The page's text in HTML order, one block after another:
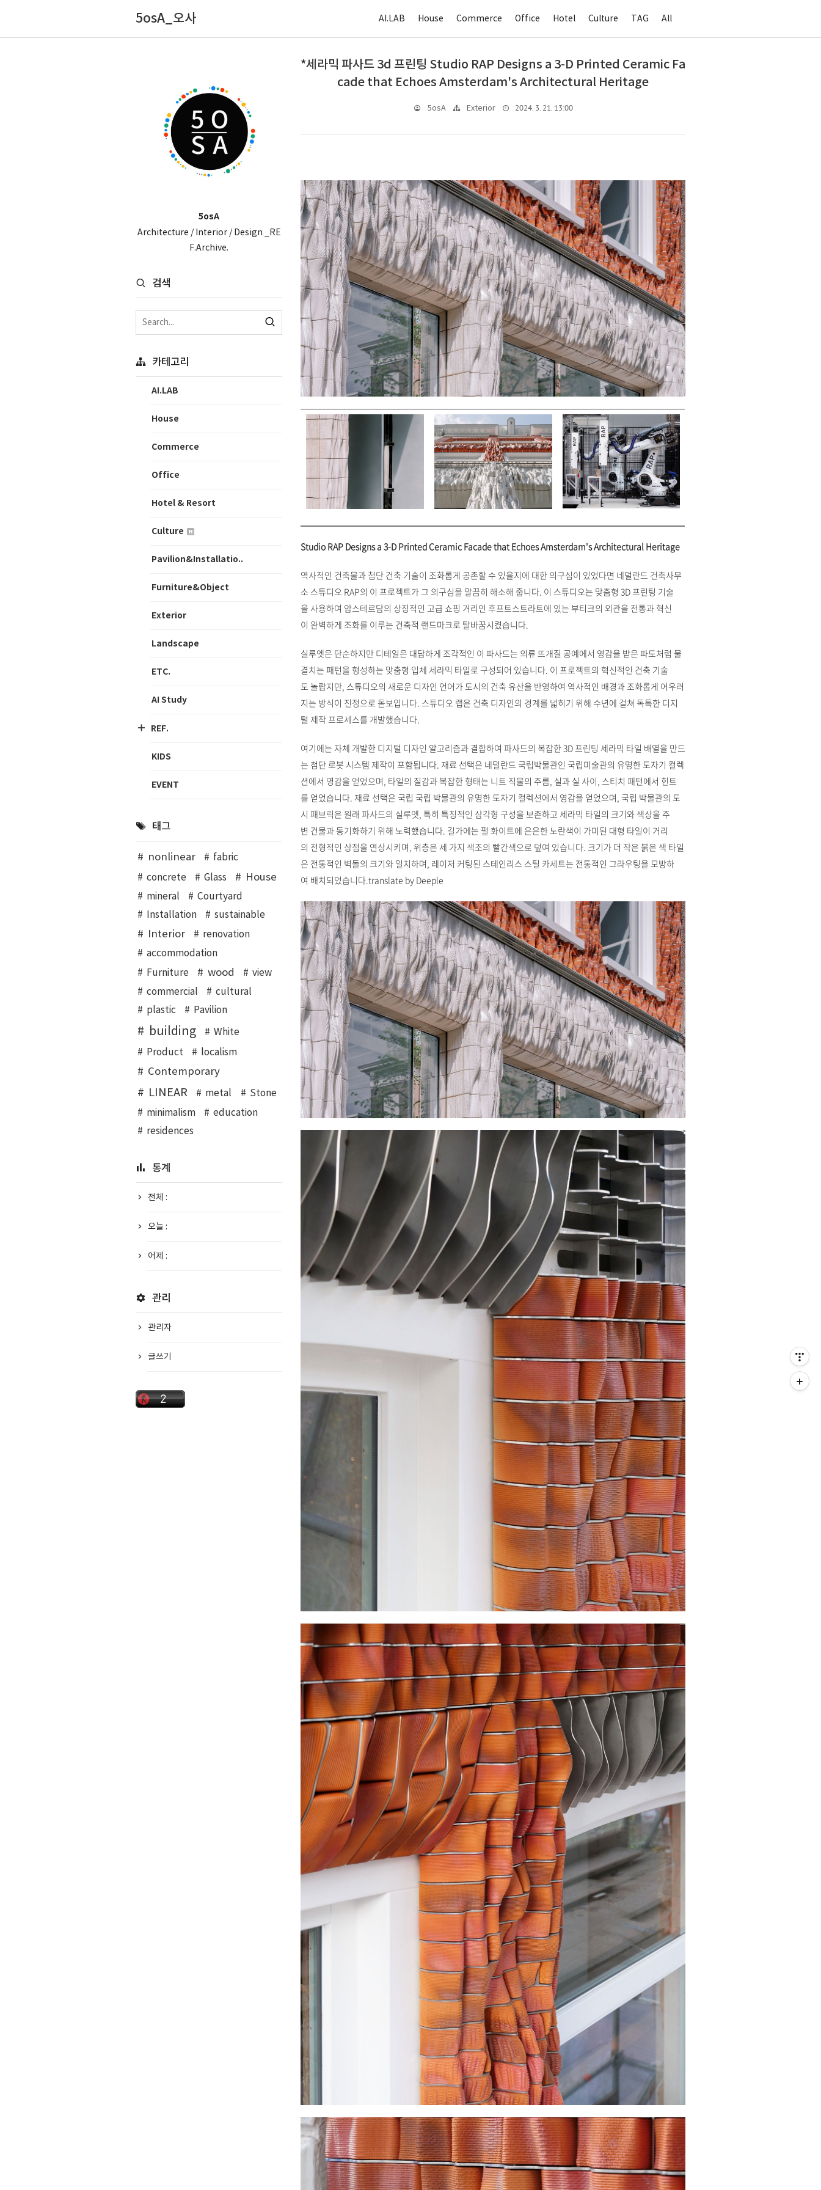
5osA_오사 AI.LAB House Commerce Office Hotel Culture TAG All
*세라믹 파사드 3d 프린팅 Studio RAP Designs a 3-D Printed Ceramic Fa
cade that Echoes Amsterdam's Architectural Heritage
5osA Exterior 2024. 3. 21. 13:00
Studio RAP Designs a 3-D Printed Ceramic Facade that Echoes Amsterdam's Architectural Heritage
역사적인 건축물과 첨단 건축 기술이 조화롭게 공존할 수 있을지에 대한 의구심이 있었다면 네덜란드 건축사무
소 스튜디오 RAP의 이 프로젝트가 그 의구심을 말끔히 해소해 줍니다. 이 스튜디오는 맞춤형 3D 프린팅 기술
을 사용하여 암스테르담의 상징적인 고급 쇼핑 거리인 후프트스트라트에 있는 부티크의 외관을 전통과 혁신
이 완벽하게 조화를 이루는 건축적 랜드마크로 탈바꿈시켰습니다.
실루엣은 단순하지만 디테일은 대담하게 조각적인 이 파사드는 의류 뜨개질 공예에서 영감을 받은 파도처럼 물
결치는 패턴을 형성하는 맞춤형 입체 세라믹 타일로 구성되어 있습니다. 이 프로젝트의 혁신적인 건축 기술
도 놀랍지만, 스튜디오의 새로운 디자인 언어가 도시의 건축 유산을 반영하여 역사적인 배경과 조화롭게 어우러
지는 방식이 진정으로 돋보입니다. 스튜디오 랩은 건축 디자인의 경계를 넓히기 위해 수년에 걸쳐 독특한 디지
털 제작 프로세스를 개발했습니다.
여기에는 자체 개발한 디지털 디자인 알고리즘과 결합하여 파사드의 복잡한 3D 프린팅 세라믹 타일 배열을 만드
는 첨단 로봇 시스템 제작이 포함됩니다. 재료 선택은 네덜란드 국립박물관인 국립미술관의 유명한 도자기 컬렉
션에서 영감을 얻었으며, 타일의 질감과 복잡한 형태는 니트 직물의 주름, 실과 실 사이, 스티치 패턴에서 힌트
를 얻었습니다. 재료 선택은 국립 국립 박물관의 유명한 도자기 컬렉션에서 영감을 얻었으며, 국립 박물관의 도
시 패브릭은 원래 파사드의 실루엣, 특히 특징적인 삼각형 구성을 보존하고 세라믹 타일의 크기와 색상을 주
변 건물과 동기화하기 위해 노력했습니다. 길가에는 펄 화이트에 은은한 노란색이 가미된 대형 타일이 거리
의 전형적인 상점을 연상시키며, 위층은 세 가지 색조의 빨간색으로 덮여 있습니다. 크기가 더 작은 붉은 색 타일
은 전통적인 벽돌의 크기와 일치하며, 레이저 커팅된 스테인리스 스틸 카세트는 전통적인 그라우팅을 모방하
여 배치되었습니다.translate by Deeple
5osA
Architecture / Interior / Design _RE
F.Archive.
검색
카테고리
AI.LAB
House
Commerce
Office
Hotel & Resort
Culture
Pavilion&Installatio..
Furniture&Object
Exterior
Landscape
ETC.
AI Study
REF.
KIDS
EVENT
태그
nonlinear
fabric
concrete
Glass House
mineral
Courtyard
Installation
sustainable
Interior
renovation
accommodation
Furniture
wood
view
commercial
cultural
plastic
Pavilion
building
White
Product
localism
Contemporary
LINEAR metal
Stone
minimalism
education
residences
통계
전체 :
오늘 :
어제 :
관리
관리자
글쓰기